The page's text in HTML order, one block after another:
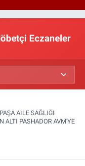
Eczaneler
AİLE SAĞLIĞI
ALTI PASHADOR AVM'YE